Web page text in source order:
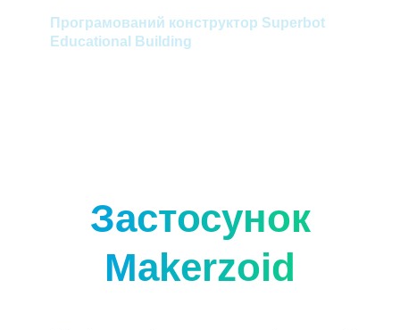
Програмований конструктор Superbot
Educational Building
Застосунок
Makerzoid